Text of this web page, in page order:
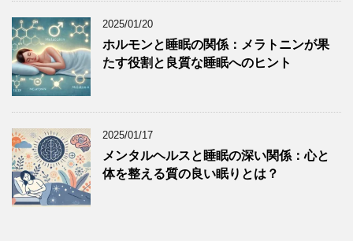
2025/01/20
ホルモンと睡眠の関係：メラトニンが果
たす役割と良質な睡眠へのヒント
2025/01/17
メンタルヘルスと睡眠の深い関係：心と
体を整える質の良い眠りとは？